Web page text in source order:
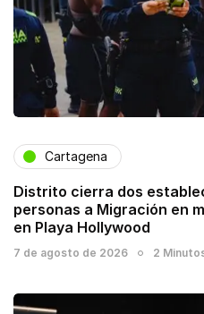
Cartagena
Distrito cierra dos
personas a Migración en
en Playa Hollywood
7 de agosto de 2026 2